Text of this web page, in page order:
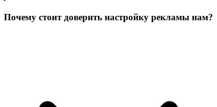
Почему стоит доверить настройку рекламы нам?